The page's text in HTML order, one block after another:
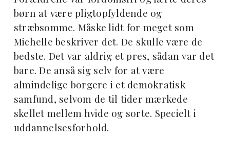
børn at være pligtopfyldende og
stræbsomme. Måske lidt for meget som
Michelle beskriver det. De skulle være de
bedste. Det var aldrig et pres, sådan var det
bare. De anså sig selv for at være
almindelige borgere i et demokratisk
samfund, selvom de til tider mærkede
skellet mellem hvide og sorte. Specielt i
uddannelsesforhold.